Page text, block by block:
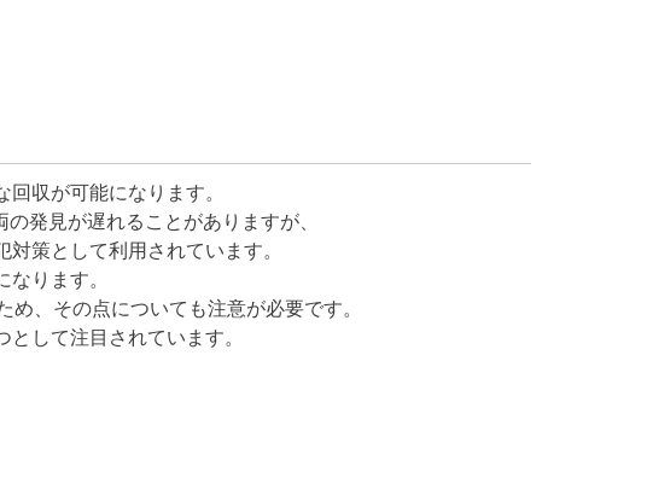
収が可能になります。
発見が遅れることがありますが、
策として利用されています。
ります。
、その点についても注意が必要です。
して注目されています。